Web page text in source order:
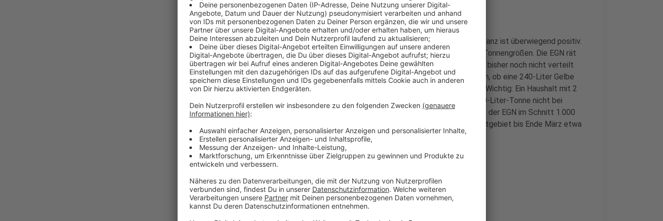
Anzeige
Laut der EGN ist man bis jetzt gut vorangekommen und die Resonanz ist überwiegend positiv.
Vereinzelt gibt es aber immer noch kleinere Fragen, etwa zu den Tonnengrößen. Die EGN rät
Anwohnern, die in einem Bezirk wohnen, in dem die Gelben Tonnen bisher noch nicht verteilt
wurden, die verfügbaren Tonnengrößen zu checken. Es geht darum, ob eine 240-Liter Gelbe
Tonne durch ihren Hauseingang oder in ihren Keller passen würde. Wichtig: Ein Haushalt mit 2
Personen erhält automatisch eine 120-Liter-Tonne. Falls eine 240-Liter-Tonne nicht bei
passen sollte, soll man die EGN kontaktieren. Pro Tag werden von der EGN im Schnitt 1.000
Gelbe Tonnen ausgeliefert. Insgesamt werden im gesamten Stadtgebiet bis Ende März etwa
70.000 Tonnen verteilt.
Kontaktdaten EGN:
Die Maße der Tonne sind: